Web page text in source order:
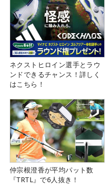
ネクストヒロイン選手とラウ
ンドできるチャンス！詳しく
はこちら！
仲宗根澄香が平均パット数
『TRTL』で6人抜き！